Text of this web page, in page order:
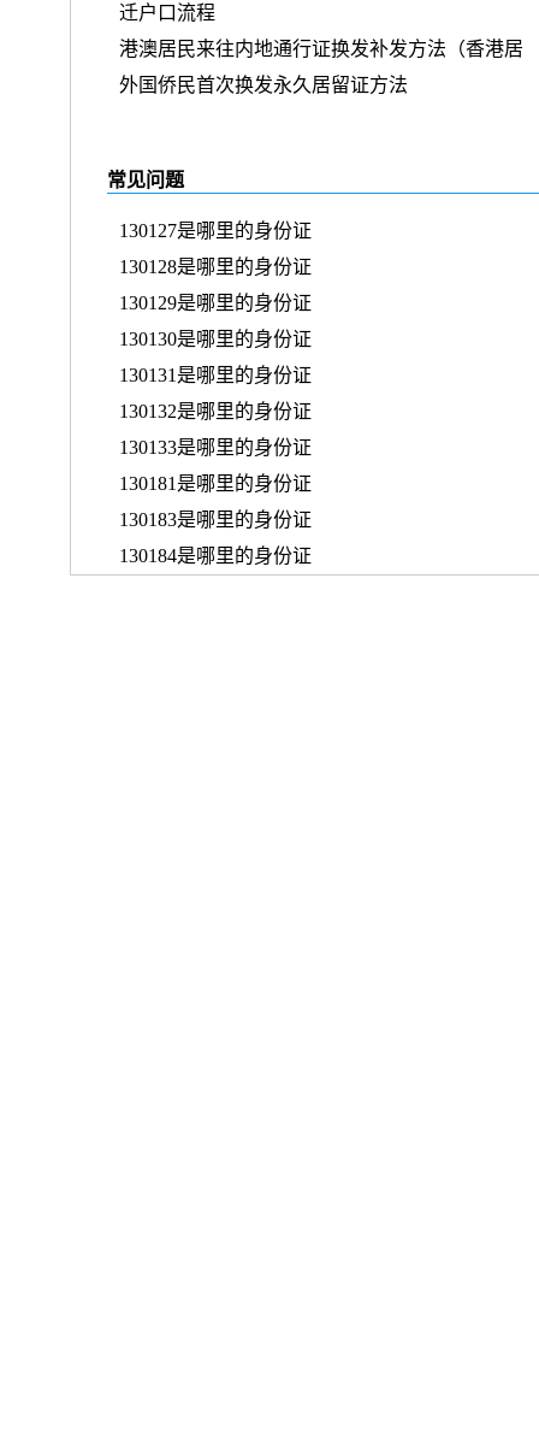
迁户口流程
港澳居民来往内地通行证换发补发方法（香港居
外国侨民首次换发永久居留证方法
常见问题
130127是哪里的身份证
130128是哪里的身份证
130129是哪里的身份证
130130是哪里的身份证
130131是哪里的身份证
130132是哪里的身份证
130133是哪里的身份证
130181是哪里的身份证
130183是哪里的身份证
130184是哪里的身份证